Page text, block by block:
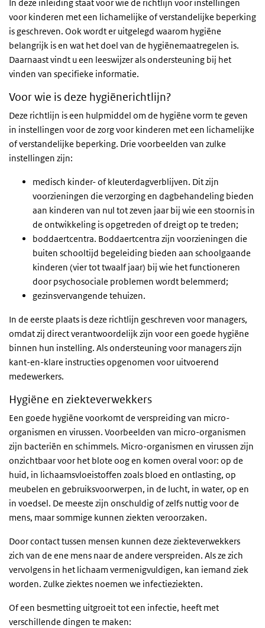
In deze inleiding staat voor wie de richtlijn voor instellingen
voor kinderen met een lichamelijke of verstandelijke beperking
is geschreven. Ook wordt er uitgelegd waarom hygiëne
belangrijk is en wat het doel van de hygiënemaatregelen is.
Daarnaast vindt u een leeswijzer als ondersteuning bij het
vinden van specifieke informatie.
Voor wie is deze hygiënerichtlijn?
Deze richtlijn is een hulpmiddel om de hygiëne vorm te geven
in instellingen voor de zorg voor kinderen met een lichamelijke
of verstandelijke beperking. Drie voorbeelden van zulke
instellingen zijn:
medisch kinder- of kleuterdagverblijven. Dit zijn
voorzieningen die verzorging en dagbehandeling bieden
aan kinderen van nul tot zeven jaar bij wie een stoornis in
de ontwikkeling is opgetreden of dreigt op te treden;
boddaertcentra. Boddaertcentra zijn voorzieningen die
buiten schooltijd begeleiding bieden aan schoolgaande
kinderen (vier tot twaalf jaar) bij wie het functioneren
door psychosociale problemen wordt belemmerd;
gezinsvervangende tehuizen.
In de eerste plaats is deze richtlijn geschreven voor managers,
omdat zij direct verantwoordelijk zijn voor een goede hygiëne
binnen hun instelling. Als ondersteuning voor managers zijn
kant-en-klare instructies opgenomen voor uitvoerend
medewerkers.
Hygiëne en ziekteverwekkers
Een goede hygiëne voorkomt de verspreiding van micro-
organismen en virussen. Voorbeelden van micro-organismen
zijn bacteriën en schimmels. Micro-organismen en virussen zijn
onzichtbaar voor het blote oog en komen overal voor: op de
huid, in lichaamsvloeistoffen zoals bloed en ontlasting, op
meubelen en gebruiksvoorwerpen, in de lucht, in water, op en
in voedsel. De meeste zijn onschuldig of zelfs nuttig voor de
mens, maar sommige kunnen ziekten veroorzaken.
Door contact tussen mensen kunnen deze ziekteverwekkers
zich van de ene mens naar de andere verspreiden. Als ze zich
vervolgens in het lichaam vermenigvuldigen, kan iemand ziek
worden. Zulke ziektes noemen we infectieziekten.
Of een besmetting uitgroeit tot een infectie, heeft met
verschillende dingen te maken: